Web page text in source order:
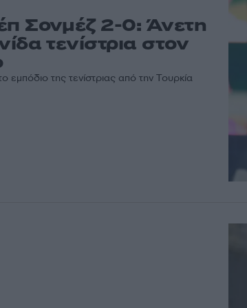
Σονμέζ 2-0: Άνετη
τενίστρια στον
εμπόδιο της τενίστριας από την Τουρκία